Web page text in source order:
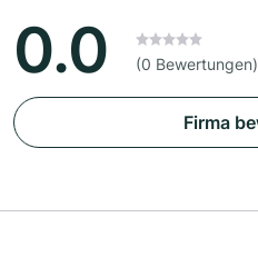
0.0 (0 Bewertungen)
Firma